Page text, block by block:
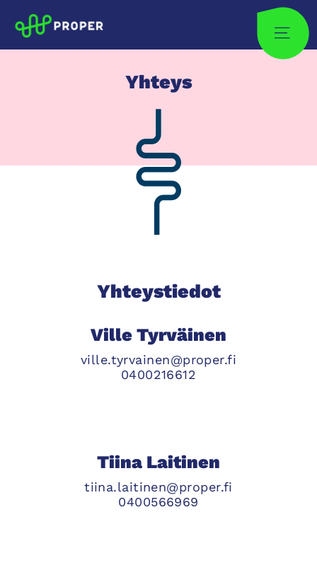
content
Yhteys
Yhteystiedot
Ville Tyrväinen
ville.tyrvainen@proper.fi
0400216612
Tiina Laitinen
tiina.laitinen@proper.fi
0400566969